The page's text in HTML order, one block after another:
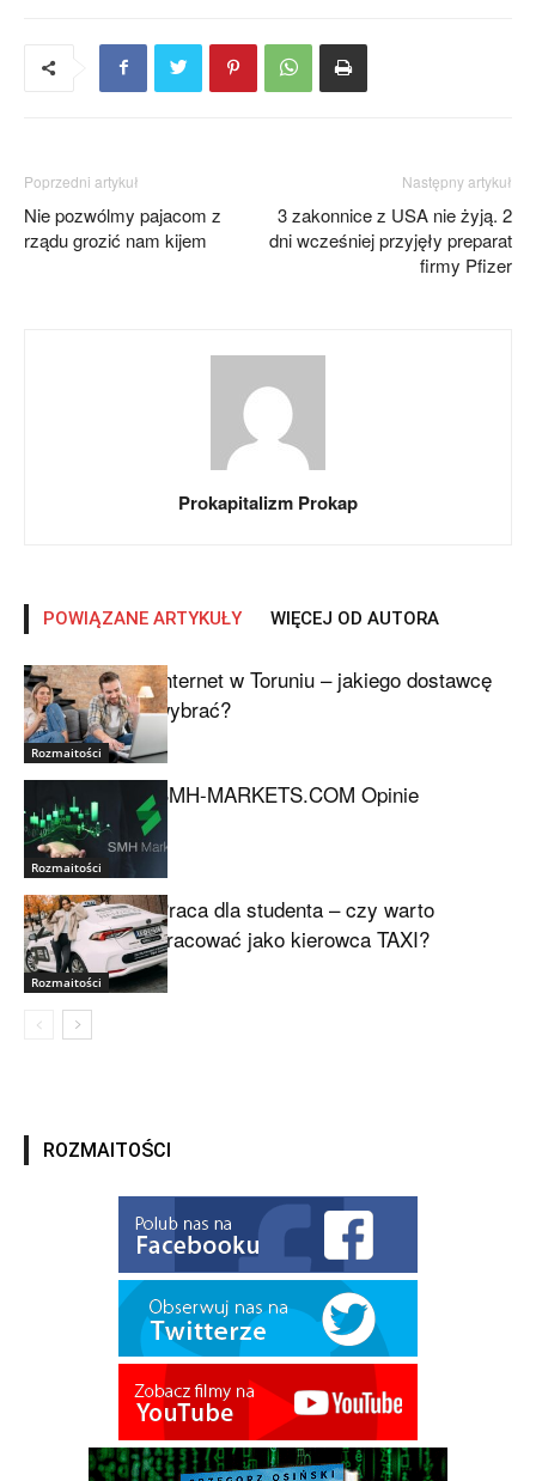
Poprzedni artykuł
Nie pozwólmy pajacom z
rządu grozić nam kijem
Następny artykuł
3 zakonnice z USA nie żyją. 2
dni wcześniej przyjęły preparat
firmy Pfizer
Prokapitalizm Prokap
POWIĄZANE ARTYKUŁY WIĘCEJ OD AUTORA
Rozmaitości
Internet w Toruniu – jakiego dostawcę
wybrać?
Rozmaitości
SMH-MARKETS.COM Opinie
Rozmaitości
Praca dla studenta – czy warto
pracować jako kierowca TAXI?
ROZMAITOŚCI